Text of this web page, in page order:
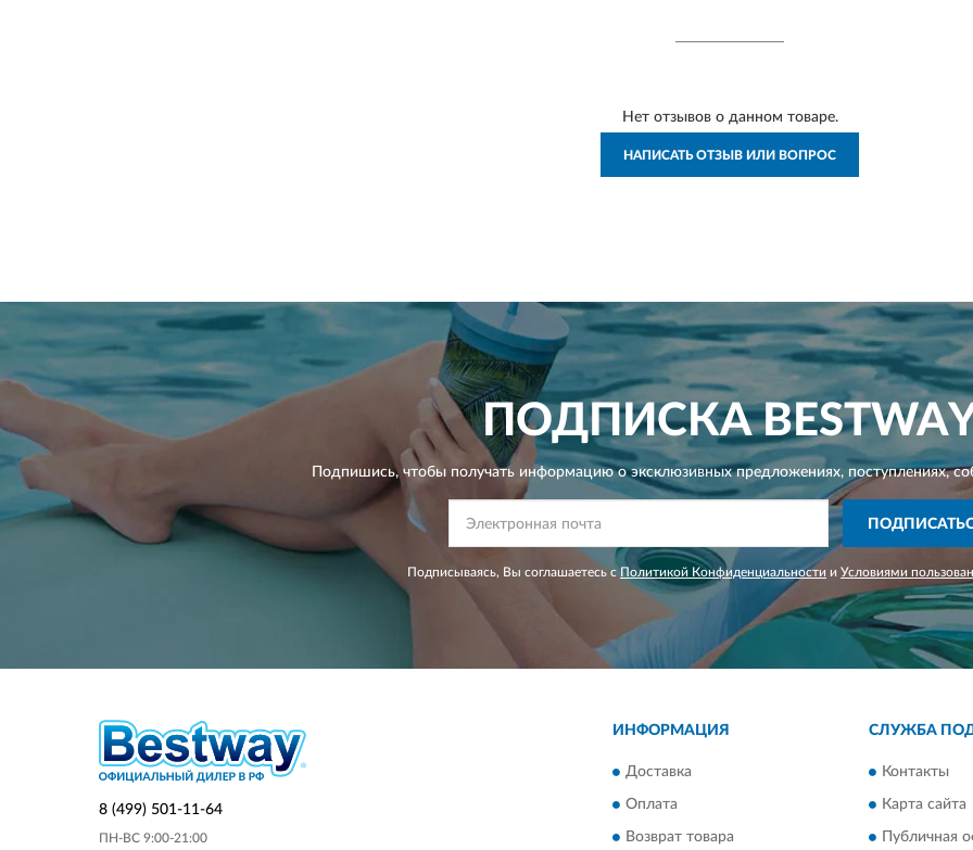
Нет отзывов о данном товаре.
НАПИСАТЬ ОТЗЫВ ИЛИ ВОПРОС
ПОДПИСКА
Подпишись, чтобы получать информацию о эксклюзивных предложениях,поступлениях,
Подписываясь, Вы соглашаетесь сПолитикой Конфиденциальности и Условиями
8 (499) 501-11-64
ПН-ВС 9:00-21:00
ИНФОРМАЦИЯ
Доставка
Оплата
Возврат товара
СЛУЖБА
Контакты
Карта сайта
Публичная